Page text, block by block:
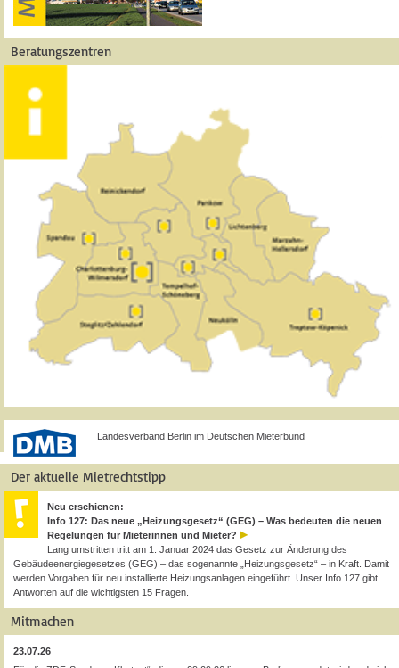
Beratungszentren
Landesverband Berlin im Deutschen Mieterbund
Der aktuelle Mietrechtstipp
Neu erschienen:
Info 127: Das neue „Heizungsgesetz“ (GEG) – Was bedeuten die neuen
Regelungen für Mieterinnen und Mieter?
Lang umstritten tritt am 1. Januar 2024 das Gesetz zur Änderung des
Gebäudeenergiegesetzes (GEG) – das sogenannte „Heizungsgesetz“ – in Kraft. Damit
werden Vorgaben für neu installierte Heizungsanlagen eingeführt. Unser Info 127 gibt
Antworten auf die wichtigsten 15 Fragen.
Mitmachen
23.07.26